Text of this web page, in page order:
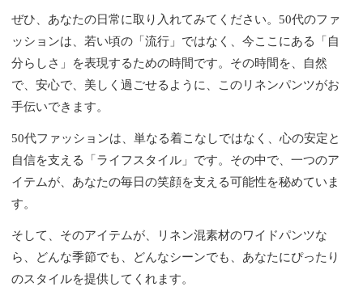
ぜひ、あなたの日常に取り入れてみてください。50代のファ
ッションは、若い頃の「流行」ではなく、今ここにある「自
分らしさ」を表現するための時間です。その時間を、自然
で、安心で、美しく過ごせるように、このリネンパンツがお
手伝いできます。
50代ファッションは、単なる着こなしではなく、心の安定と
自信を支える「ライフスタイル」です。その中で、一つのア
イテムが、あなたの毎日の笑顔を支える可能性を秘めていま
す。
そして、そのアイテムが、リネン混素材のワイドパンツな
ら、どんな季節でも、どんなシーンでも、あなたにぴったり
のスタイルを提供してくれます。